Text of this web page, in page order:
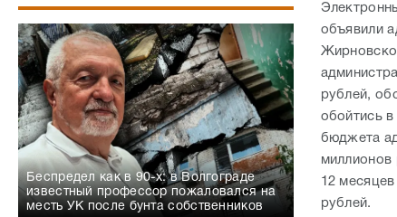
Беспредел как в 90-х: в Волгограде
известный профессор пожаловался на
месть УК после бунта собственников
объявили
рублей,
обойтись
бюджета
миллионов
12
рублей.